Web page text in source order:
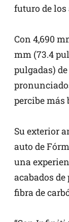
futuro de los
Con 4,690
mm (73.4
pulgadas)
percibe más
Su exterior
auto de
una
acabados
fibra de